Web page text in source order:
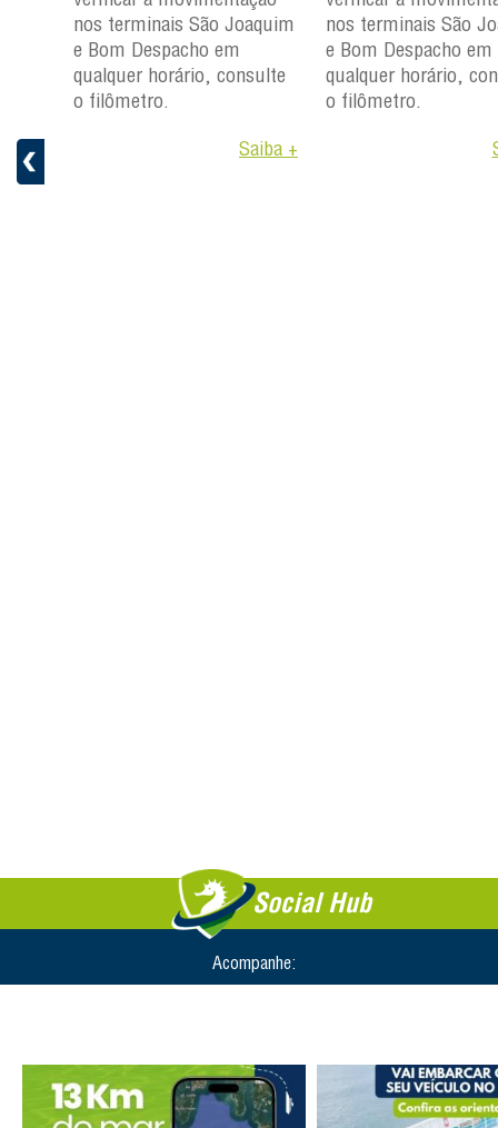
+
nos terminais São Joaquim
e Bom Despacho em
qualquer horário, consulte
o filômetro.
Saiba +
nos terminais São
e Bom Despacho em
qualquer horário,
o filômetro.
Social Hub
Acompanhe: